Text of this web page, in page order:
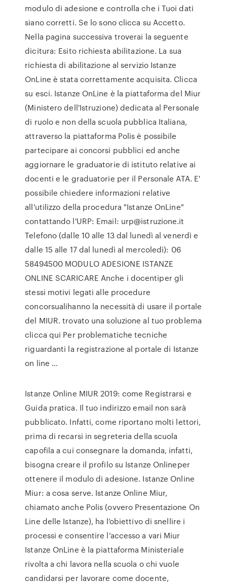
modulo di adesione e controlla che i Tuoi dati
siano corretti. Se lo sono clicca su Accetto.
Nella pagina successiva troverai la seguente
dicitura: Esito richiesta abilitazione. La sua
richiesta di abilitazione al servizio Istanze
OnLine è stata correttamente acquisita. Clicca
su esci. Istanze OnLine è la piattaforma del Miur
(Ministero dell'Istruzione) dedicata al Personale
di ruolo e non della scuola pubblica Italiana,
attraverso la piattaforma Polis è possibile
partecipare ai concorsi pubblici ed anche
aggiornare le graduatorie di istituto relative ai
docenti e le graduatorie per il Personale ATA. E'
possibile chiedere informazioni relative
all'utilizzo della procedura "Istanze OnLine"
contattando l'URP: Email: urp@istruzione.it
Telefono (dalle 10 alle 13 dal lunedì al venerdì e
dalle 15 alle 17 dal lunedì al mercoledì): 06
58494500 MODULO ADESIONE ISTANZE
ONLINE SCARICARE Anche i docentiper gli
stessi motivi legati alle procedure
concorsualihanno la necessità di usare il portale
del MIUR. trovato una soluzione al tuo problema
clicca qui Per problematiche tecniche
riguardanti la registrazione al portale di Istanze
on line …
Istanze Online MIUR 2019: come Registrarsi e
Guida pratica. Il tuo indirizzo email non sarà
pubblicato. Infatti, come riportano molti lettori,
prima di recarsi in segreteria della scuola
capofila a cui consegnare la domanda, infatti,
bisogna creare il profilo su Istanze Onlineper
ottenere il modulo di adesione. Istanze Online
Miur: a cosa serve. Istanze Online Miur,
chiamato anche Polis (ovvero Presentazione On
Line delle Istanze), ha l’obiettivo di snellire i
processi e consentire l’accesso a vari Miur
Istanze OnLine è la piattaforma Ministeriale
rivolta a chi lavora nella scuola o chi vuole
candidarsi per lavorare come docente,